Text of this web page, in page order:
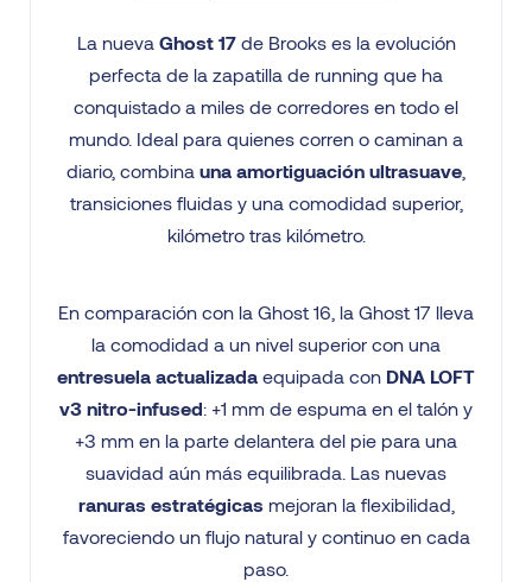
La nueva Ghost 17de Brooks es la evolución
perfecta de la zapatilla de running que ha
conquistado a miles de corredores en todo el
mundo. Ideal para quienes corren o caminan a
diario, combina una amortiguación ultrasuave
transiciones fluidas y una comodidad superior,
kilómetro tras kilómetro.
En comparación con la Ghost 16, la Ghost 17 lleva
la comodidad a un nivel superior con una
entresuela actualizada equipada con DNA LOFT
v3 nitro-infused: +1 mm de espuma en el talón y
+3 mm en la parte delantera del pie para una
suavidad aún más equilibrada. Las nuevas
ranuras estratégicas mejoran la flexibilidad,
favoreciendo un flujo natural y continuo en cada
paso.